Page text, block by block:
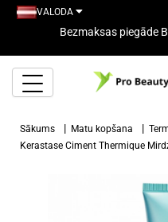
VALODA
Bezmaksas piegāde
Sākums Matu kopšana
Kerastase Ciment Thermique